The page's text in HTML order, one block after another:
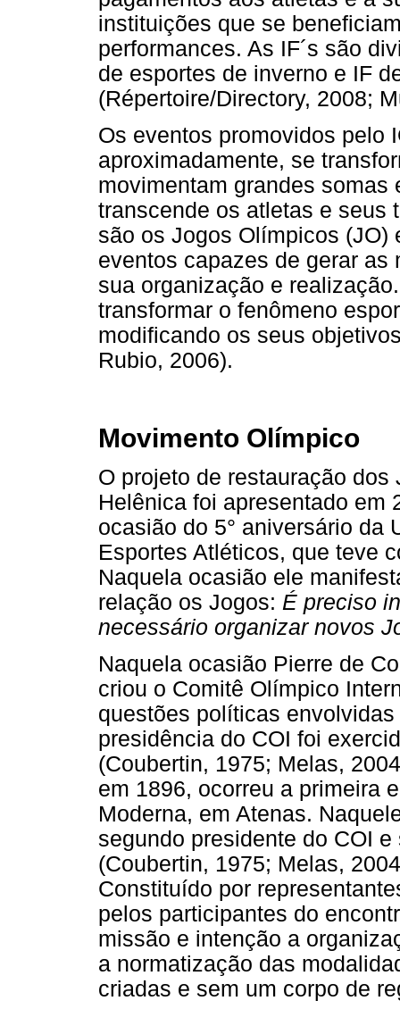
instituições que se
performances. As IF´s são
de esportes de inverno e IF
(Répertoire/Directory, 2008;
Os eventos promovidos pelo
aproximadamente, se
movimentam grandes
transcende os atletas e seus
são os Jogos Olímpicos (JO)
eventos capazes de gerar as
sua organização e
transformar o fenômeno
modificando os seus
Rubio, 2006).
Movimento Olímpico
O projeto de restauração
Helênica foi apresentado em
ocasião do 5° aniversário da
Esportes Atléticos, que teve
Naquela ocasião ele
relação os Jogos: É preciso
necessário organizar novos
Naquela ocasião Pierre de
criou o Comitê Olímpico
questões políticas
presidência do COI foi
(Coubertin, 1975; Melas,
em 1896, ocorreu a primeira
Moderna, em Atenas.
segundo presidente do COI
(Coubertin, 1975; Melas,
Constituído por
pelos participantes do
missão e intenção a
a normatização das
criadas e sem um corpo de